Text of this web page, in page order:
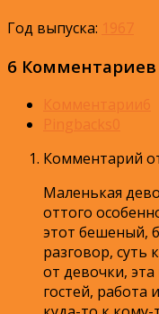
Год выпуска: 1967
6 Комментариев
Комментарии6
Pingbacks0
Комментарий
Маленькая
оттого
этот бешеный,
разговор, суть
от девочки, эта
гостей, работа